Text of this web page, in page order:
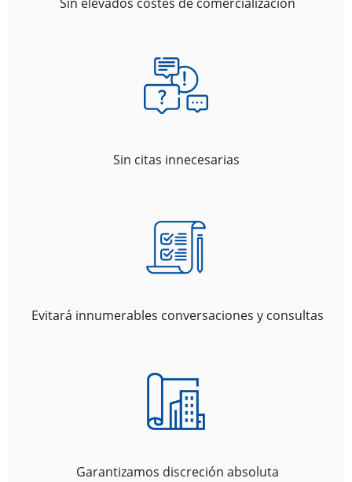
Sin citas innecesarias
Evitará innumerables conversaciones y consultas
Garantizamos discreción absoluta